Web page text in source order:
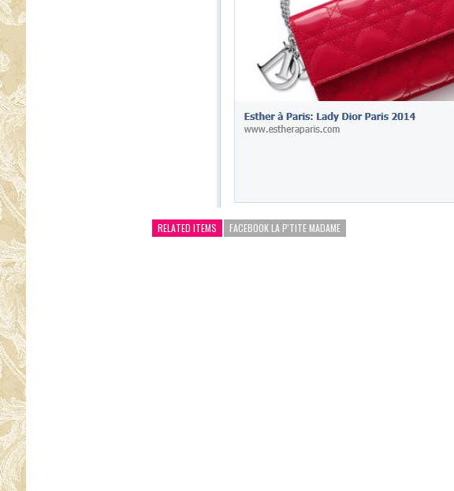
RELATED ITEMS FACEBOOK LA P'TITE MADAME